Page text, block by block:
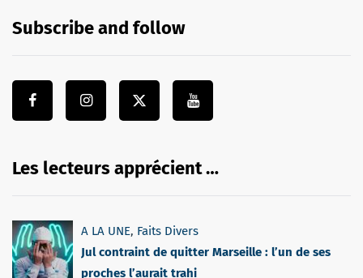
Subscribe and follow
Les lecteurs apprécient …
A LA UNE, Faits Divers
Jul contraint de quitter Marseille : l’un de ses
proches l’aurait trahi